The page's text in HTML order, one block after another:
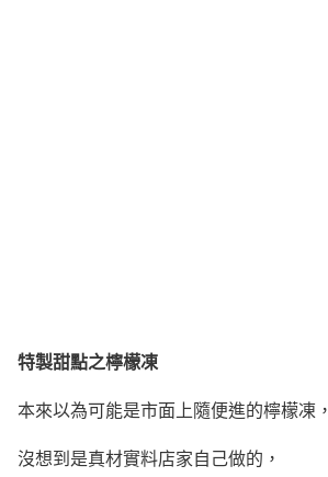
特製甜點之檸檬凍
本來以為可能是市面上隨便進的檸檬凍，
沒想到是真材實料店家自己做的，